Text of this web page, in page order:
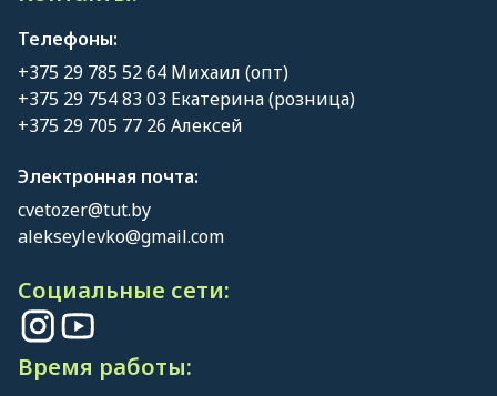
Телефоны:
+375 29 785 52 64 Михаил (опт)
+375 29 754 83 03 Екатерина (розница)
+375 29 705 77 26 Алексей
Электронная почта:
cvetozer@tut.by
alekseylevko@gmail.com
Социальные сети:
Время работы: